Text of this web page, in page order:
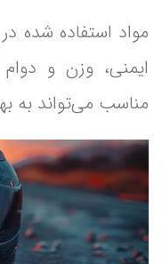
مواد استفاده شده
ایمنی، وزن و دوام
مناسب می‌تواند به